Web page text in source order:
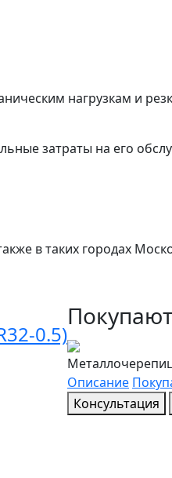
нагрузкам и
затраты на его
в таких городах
0.5)
Описание
Консультация